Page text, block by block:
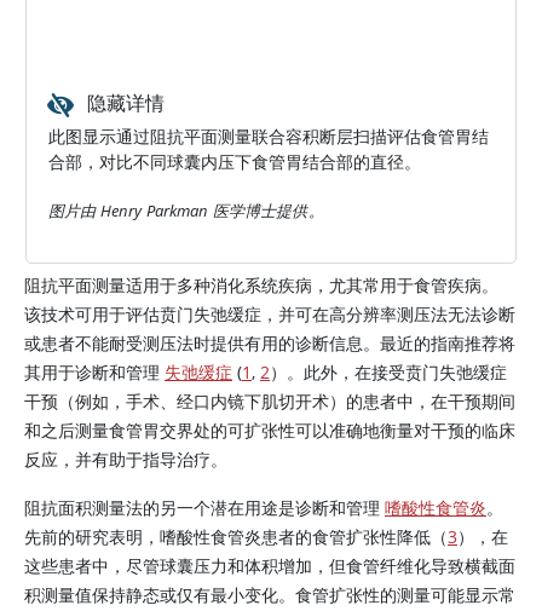
隐藏详情
此图显示通过阻抗平面测量联合容积断层扫描评估食管胃结
合部，对比不同球囊内压下食管胃结合部的直径。
图片由 Henry Parkman 医学博士提供。
阻抗平面测量适用于多种消化系统疾病，尤其常用于食管疾病。
该技术可用于评估贲门失弛缓症，并可在高分辨率测压法无法诊断
或患者不能耐受测压法时提供有用的诊断信息。最近的指南推荐将
其用于诊断和管理 失弛缓症 (1, 2）。此外，在接受贲门失弛缓症
干预（例如，手术、经口内镜下肌切开术）的患者中，在干预期间
和之后测量食管胃交界处的可扩张性可以准确地衡量对干预的临床
反应，并有助于指导治疗。
阻抗面积测量法的另一个潜在用途是诊断和管理 嗜酸性食管炎。
先前的研究表明，嗜酸性食管炎患者的食管扩张性降低（3），在
这些患者中，尽管球囊压力和体积增加，但食管纤维化导致横截面
积测量值保持静态或仅有最小变化。食管扩张性的测量可能显示常